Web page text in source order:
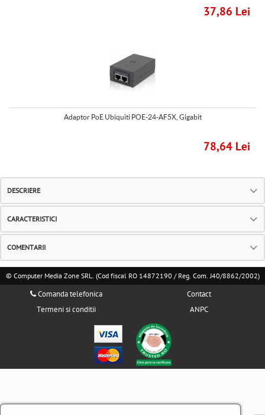
37,86 Lei
Adaptor PoE Ubiquiti POE-24-AF5X, Gigabit
78,64 Lei
DESCRIERE
CARACTERISTICI
COMENTARII
© Computer Media Zone SRL. (Cod fiscal RO 14872190 / Reg. Com. J40/8862/2002)
Comanda telefonica
Termeni si conditii
Contact
ANPC